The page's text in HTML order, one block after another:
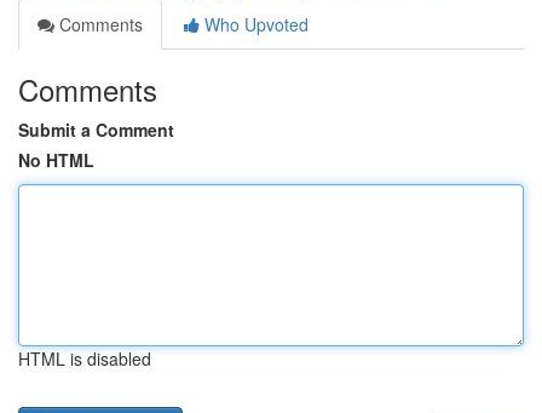
Comments
Who Upvoted
Comments
Submit a Comment
No HTML
HTML is disabled